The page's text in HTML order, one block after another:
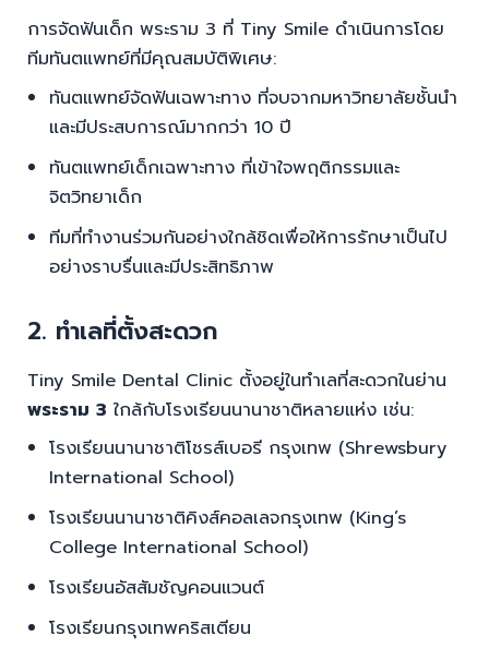
การจัดฟันเด็ก พระราม 3 ที่ Tiny Smile ดำเนินการโดย
ทีมทันตแพทย์ที่มีคุณสมบัติพิเศษ:
ทันตแพทย์จัดฟันเฉพาะทาง ที่จบจากมหาวิทยาลัยชั้นนำ
และมีประสบการณ์มากกว่า 10 ปี
ทันตแพทย์เด็กเฉพาะทาง ที่เข้าใจพฤติกรรมและ
จิตวิทยาเด็ก
ทีมที่ทำงานร่วมกันอย่างใกล้ชิดเพื่อให้การรักษาเป็นไป
อย่างราบรื่นและมีประสิทธิภาพ
2. ทำเลที่ตั้งสะดวก
Tiny Smile Dental Clinic ตั้งอยู่ในทำเลที่สะดวกในย่าน
พระราม 3 ใกล้กับโรงเรียนนานาชาติหลายแห่ง เช่น:
โรงเรียนนานาชาติโชรส์เบอรี กรุงเทพ (Shrewsbury
International School)
โรงเรียนนานาชาติคิงส์คอลเลจกรุงเทพ (King’s
College International School)
โรงเรียนอัสสัมชัญคอนแวนต์
โรงเรียนกรุงเทพคริสเตียน